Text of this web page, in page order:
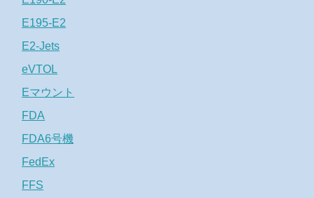
E195-E2
E2-Jets
eVTOL
Eマウント
FDA
FDA6号機
FedEx
FFS